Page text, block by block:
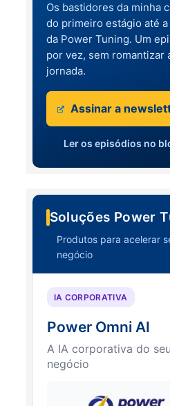
Os bastidores da minha
do primeiro estágio até a
da Power Tuning. Um
por vez, sem romantizar
jornada.
Assinar a
Ler os episódios no
Soluções Power
Produtos para acelerar
negócio
IA CORPORATIVA
Power Omni AI
A IA corporativa do seu
negócio